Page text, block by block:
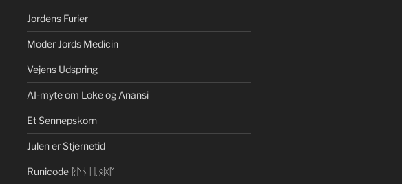
Jordens Furier
Moder Jords Medicin
Vejens Udspring
AI-myte om Loke og Anansi
Et Sennepskorn
Julen er Stjernetid
Runicode ᚱᚢᚾᛁᚳᛟᛞᛖ